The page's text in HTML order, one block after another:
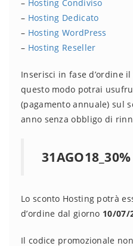
– Hosting Condiviso
– Hosting Dedicato
– Hosting WordPress
– Hosting Reseller
Inserisci in fase d’ordine
questo modo potrai
(pagamento annuale) sul
anno senza obbligo di
31AGO18_30%
Lo sconto Hosting potrà
d’ordine dal giorno 10/07/
Il codice promozionale